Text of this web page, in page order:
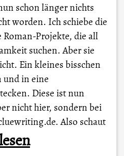
schon länger nichts
worden. Ich schiebe die
Roman-Projekte, die all
suchen. Aber sie
Ein kleines bisschen
in eine
Diese ist nun
nicht hier, sondern bei
Also schaut